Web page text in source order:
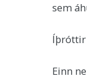
sem
Íþróttir
Einn